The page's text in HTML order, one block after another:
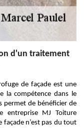
d'un traitement
de façade est une
la compétence dans le
permet de bénéficier de
entreprise MJ Toiture
n’est pas du tout